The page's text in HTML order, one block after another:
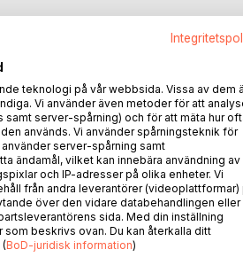
om en av Sveriges
hertig Karl och Kristina av Holstein-
inte självklar då speciellt Europas
kung.
Karls son en av de största kungar
teknologi på vår webbsida. Vissa av dem
Vi använder även metoder för att
server-spårning) och för att mäta hur
används. Vi använder spårningsteknik för
server-spårning samt
ändamål, vilket kan innebära användning av
och IP-adresser på olika enheter. Vi
från andra leverantörer (videoplattformar)
över den vidare databehandlingen eller
sida. Med din inställning
beskrivs ovan. Du kan återkalla ditt
BoD-juridisk information)